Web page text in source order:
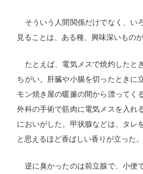
そういう人間関係だけでなく、い
見ることは、ある種、興味深いものが
たとえば、電気メスで焼灼したと
ちがい。肝臓や小腸を切ったときに
モン焼き屋の暖簾の間から漂ってく
外科の手術で筋肉に電気メスを入れ
においがした。甲状腺などは、タレ
と思えるほど香ばしい香りが立った。
逆に臭かったのは前立腺で、小便